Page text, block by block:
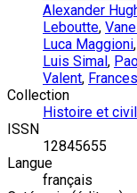
Alexander
Leboutte,
Luca Maggioni,
Luis Simal,
Valent,
Collection
Histoire et
ISSN
12845655
Langue
français